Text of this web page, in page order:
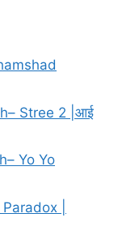
Stree 2 |आई
Yo Yo
|